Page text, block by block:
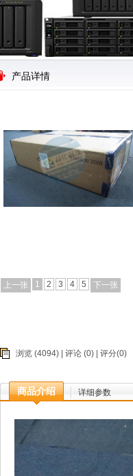
产品详情
上一张 1 2 3 4 5 下一张
浏览 (4094) | 评论 (0) | 评分(0)
商品介绍 详细参数